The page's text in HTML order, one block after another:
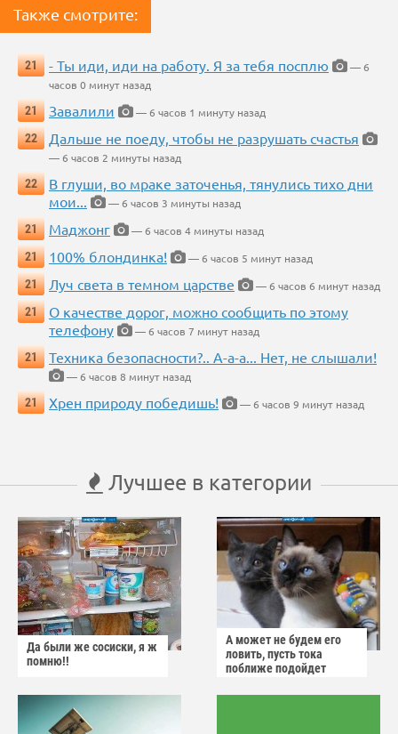
Также смотрите:
21 - Ты иди, иди на работу. Я за тебя посплю
— 6
часов 0 минут назад
21
Завалили
— 6 часов 1 минуту назад
22
Дальше не поеду, чтобы не разрушать счастья
— 6 часов 2 минуты назад
22
В глуши, во мраке заточенья, тянулись тихо дни
мои...
— 6 часов 3 минуты назад
21
Маджонг
— 6 часов 4 минуты назад
21
100% блондинка!
— 6 часов 5 минут назад
21
Луч света в темном царстве
— 6 часов 6 минут назад
21
О качестве дорог, можно сообщить по этому
телефону
— 6 часов 7 минут назад
21
Техника безопасности?.. А-а-а... Нет, не слышали!
— 6 часов 8 минут назад
21
Хрен природу победишь! — 6 часов 9 минут назад
Лучшее в категории
Да были же сосиски, я ж
помню!!
А может не будем его
ловить, пусть тока
поближе подойдет